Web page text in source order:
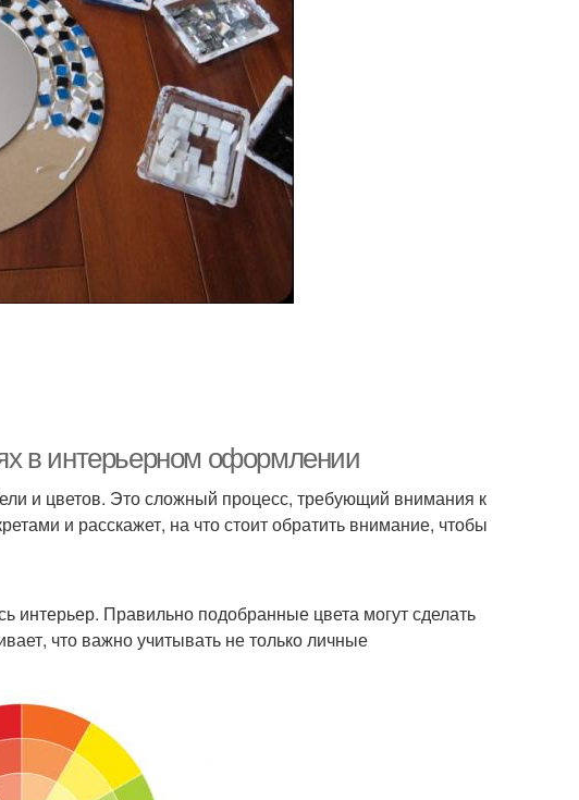
в интерьерном оформлении
и цветов. Это сложный процесс, требующий внимания к
и расскажет, на что стоит обратить внимание, чтобы
интерьер. Правильно подобранные цвета могут сделать
что важно учитывать не только личные